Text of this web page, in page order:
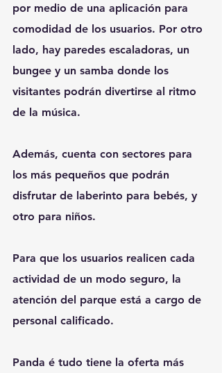
por medio de una aplicación para
comodidad de los usuarios. Por otro
lado, hay paredes escaladoras, un
bungee y un samba donde los
visitantes podrán divertirse al ritmo
de la música.
Además, cuenta con sectores para
los más pequeños que podrán
disfrutar de laberinto para bebés, y
otro para niños.
Para que los usuarios realicen cada
actividad de un modo seguro, la
atención del parque está a cargo de
personal calificado.
Panda é tudo tiene la oferta más